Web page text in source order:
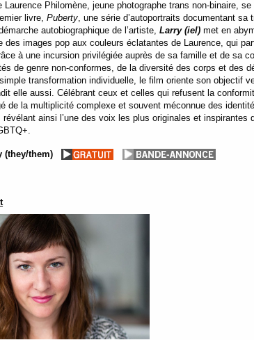
Laurence Philomène, jeune photographe trans non-binaire,
livre,Puberty , une série d’autoportraits documentant
autobiographique de l’artiste,Larry (iel) met en
des images pop aux couleurs éclatantes de Laurence, qui
à une incursion privilégiée auprès de sa famille et de sa
de genre non-conformes, de la diversité des corps et des
transformation individuelle, le film oriente son objectif
elle aussi. Célébrant ceux et celles qui refusent la
de la multiplicité complexe et souvent méconnue des
révélant ainsi l’une des voix les plus originales et inspirantes
(they/them)